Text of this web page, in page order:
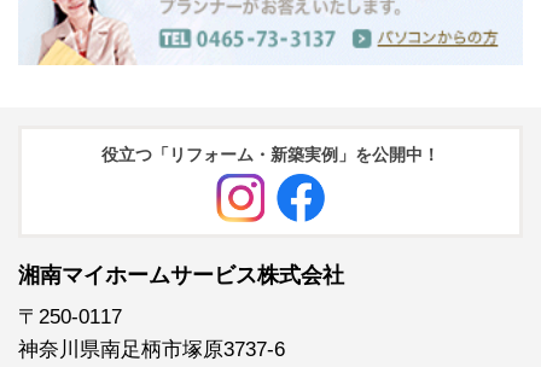
役立つ「リフォーム・新築実例」を公開中！
湘南マイホームサービス株式会社
〒250-0117
神奈川県南足柄市塚原3737-6